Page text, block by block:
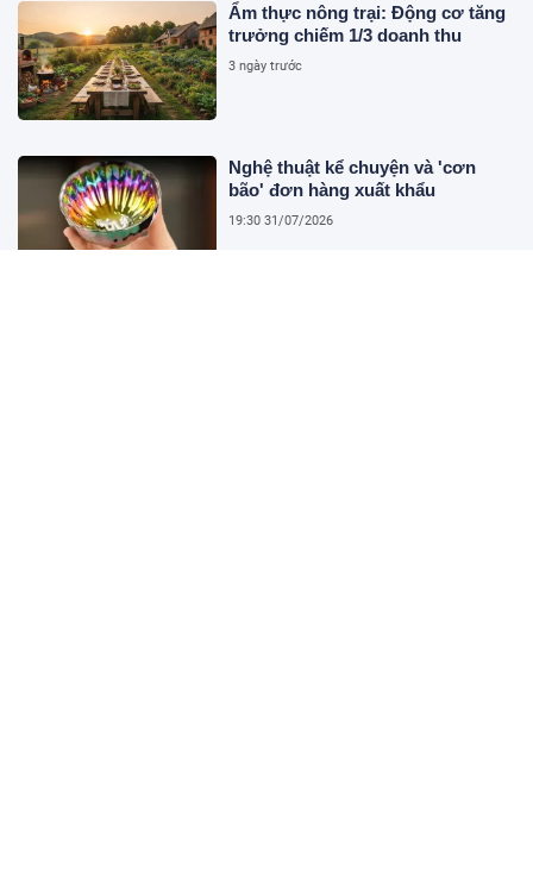
Ẩm thực nông trại: Động cơ tăng
trưởng chiếm 1/3 doanh thu
3 ngày trước
Nghệ thuật kể chuyện và 'cơn
bão' đơn hàng xuất khẩu
19:30 31/07/2026